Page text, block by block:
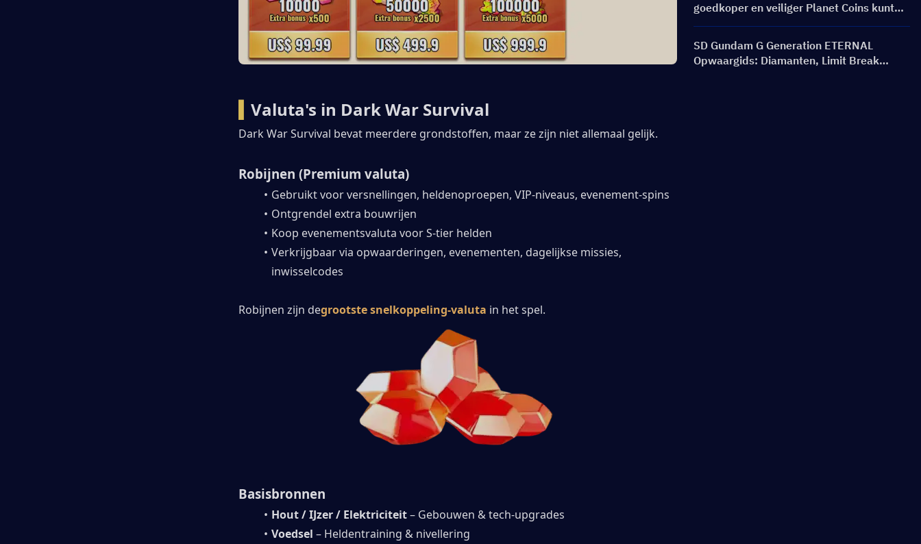
Valuta's in Dark War Survival
Dark War Survival bevat meerdere grondstoffen, maar ze zijn niet allemaal gelijk.
Robijnen (Premium valuta)
Gebruikt voor versnellingen, heldenoproepen, VIP-niveaus, evenement-spins
Ontgrendel extra bouwrijen
Koop evenementsvaluta voor S-tier helden
Verkrijgbaar via opwaarderingen, evenementen, dagelijkse missies,
inwisselcodes
Robijnen zijn degrootste snelkoppeling-valuta in het spel.
Basisbronnen
Hout / IJzer / Elektriciteit – Gebouwen & tech-upgrades
Voedsel – Heldentraining & nivellering
goedkoper en veiliger Planet Coins kunt
kopen
SD Gundam G Generation ETERNAL
Opwaargids: Diamanten, Limit Break